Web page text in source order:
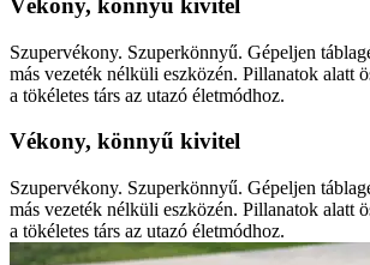
Vékony, könnyű kivitel
Szupervékony. Szuperkönnyű. Gépeljen
más vezeték nélküli eszközén. Pillanatok alatt
a tökéletes társ az utazó életmódhoz.
Vékony, könnyű kivitel
Szupervékony. Szuperkönnyű. Gépeljen
más vezeték nélküli eszközén. Pillanatok alatt
a tökéletes társ az utazó életmódhoz.